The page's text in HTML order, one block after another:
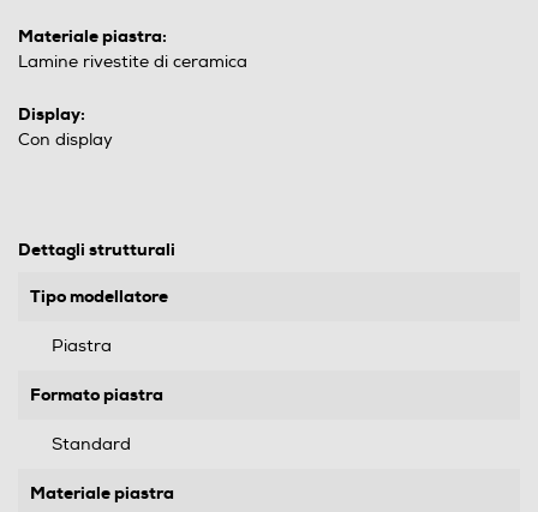
Materiale piastra:
Lamine rivestite di ceramica
Display:
Con display
Dettagli strutturali
Tipo modellatore
Piastra
Formato piastra
Standard
Materiale piastra